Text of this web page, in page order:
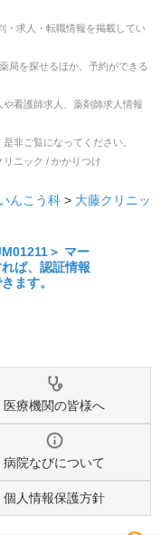
・求人・転職情報を掲載してい
局を探せるほか、予約ができる
看護師求人、薬剤師求人情報
非ご覧になってください。
ニック / かかりつけ
んこう科 > 大藤クリニッ
医療機関の皆様へ
病院なびについて
個人情報保護方針